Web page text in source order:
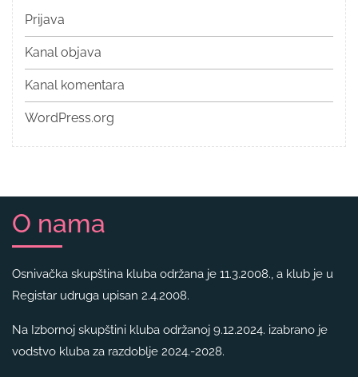
Prijava
Kanal objava
Kanal komentara
WordPress.org
O nama
Osnivačka skupština kluba održana je 11.3.2008., a klub je u
Registar udruga upisan 2.4.2008.
Na Izbornoj skupštini kluba održanoj 9.12.2024. izabrano je
vodstvo kluba za razdoblje 2024.-2028.